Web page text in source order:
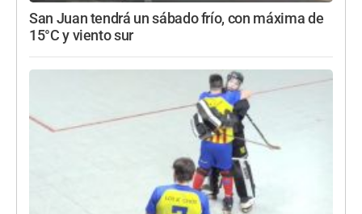
San Juan tendrá un sábado frío, con máxima de
15°C y viento sur